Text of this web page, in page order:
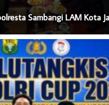
Sambangi LAM Kota